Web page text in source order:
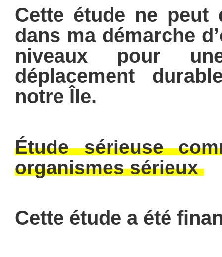
Cette étude ne peut
dans ma démarche
niveaux pour
déplacement
notre Île.
Étude sérieuse
organismes sérieux
Cette étude a été